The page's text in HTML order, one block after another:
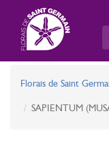
Florais de Saint
SAPIENTUM